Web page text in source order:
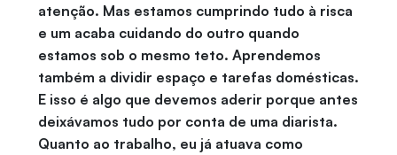
atenção. Mas estamos cumprindo tudo à risca
e um acaba cuidando do outro quando
estamos sob o mesmo teto. Aprendemos
também a dividir espaço e tarefas domésticas.
E isso é algo que devemos aderir porque antes
deixávamos tudo por conta de uma diarista.
Quanto ao trabalho, eu já atuava como